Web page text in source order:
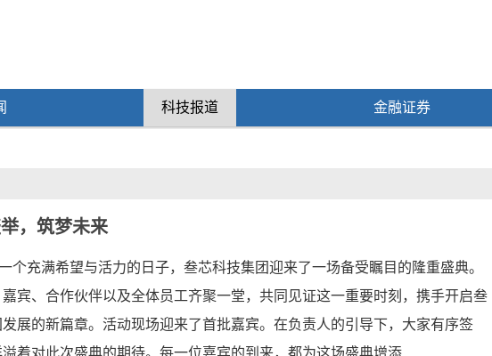
科技报道 金融证券
，筑梦未来
个充满希望与活力的日子，叁芯科技集团迎来了一场备受瞩目的隆重盛典。
宾、合作伙伴以及全体员工齐聚一堂，共同见证这一重要时刻，携手开启叁
展的新篇章。活动现场迎来了首批嘉宾。在负责人的引导下，大家有序签